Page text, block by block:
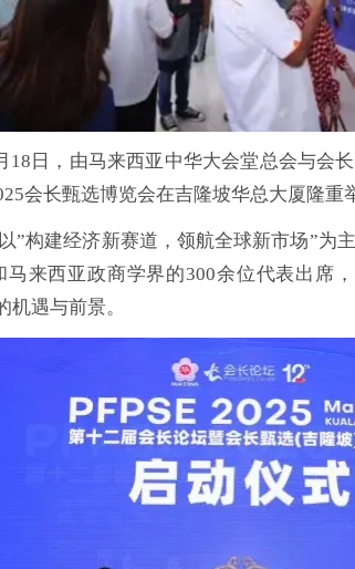
日，由马来西亚中华大会堂总会与会
会长甄选博览会在吉隆坡华总大厦隆重
构建经济新赛道，领航全球新市场”为主
马来西亚政商学界的300余位代表出席
机遇与前景。